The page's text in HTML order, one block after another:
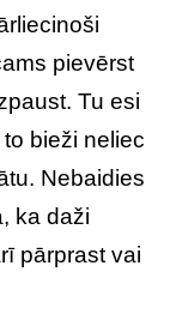
pievērst
Tu esi
bieži neliec
Nebaidies
ka daži
pārprast vai